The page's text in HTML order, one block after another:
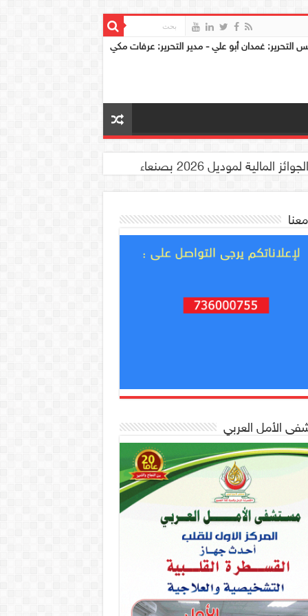
التحرير: غمدان أبو علي - مدير التحرير: عرفات مكي
الأمل العربي